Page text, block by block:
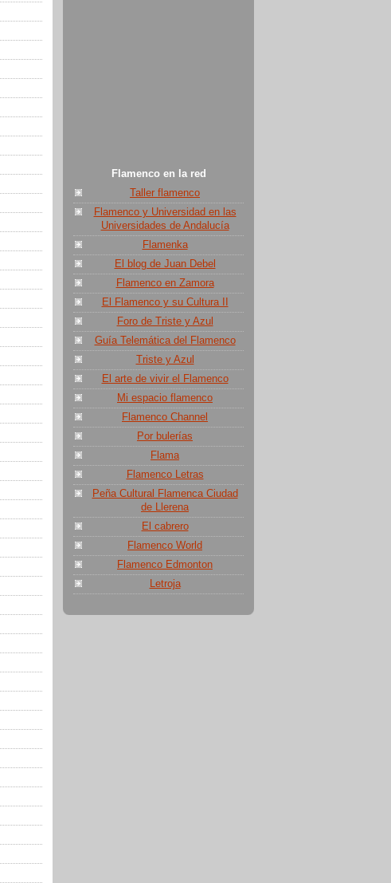
Flamenco en la red
Taller flamenco
Flamenco y Universidad en las
Universidades de Andalucía
Flamenka
El blog de Juan Debel
Flamenco en Zamora
El Flamenco y su Cultura II
Foro de Triste y Azul
Guía Telemática del Flamenco
Triste y Azul
El arte de vivir el Flamenco
Mi espacio flamenco
Flamenco Channel
Por bulerías
Flama
Flamenco Letras
Peña Cultural Flamenca Ciudad
de Llerena
El cabrero
Flamenco World
Flamenco Edmonton
Letroja